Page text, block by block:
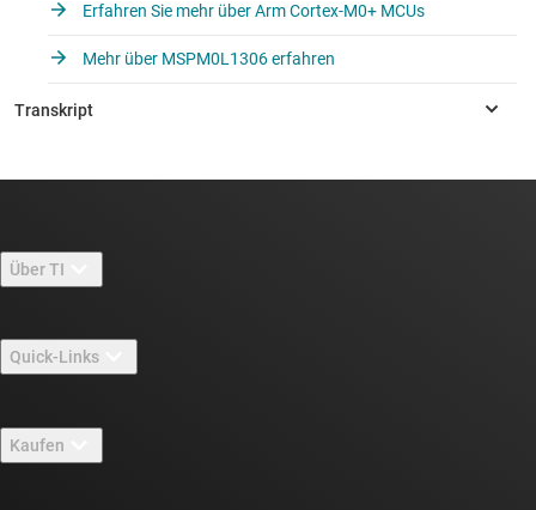
Erfahren Sie mehr über Arm Cortex-M0+ MCUs
Mehr über MSPM0L1306 erfahren
Über TI
Stellenangebote
Newsroom
Quick-Links
TI E2E™-Design-Support-Foren
Kaufen